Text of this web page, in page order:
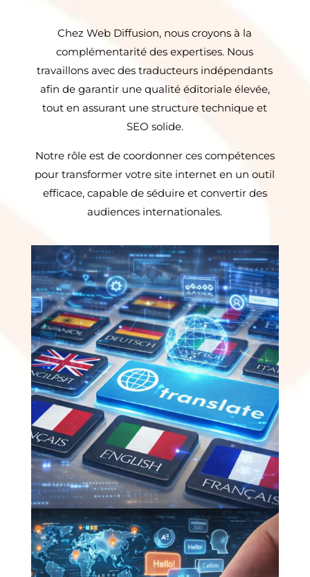
Chez Web Diffusion, nous croyons à la
complémentarité des expertises. Nous
travaillons avec des traducteurs indépendants
afin de garantir une qualité éditoriale élevée,
tout en assurant une structure technique et
SEO solide.
Notre rôle est de coordonner ces compétences
pour transformer votre site internet en un outil
efficace, capable de séduire et convertir des
audiences internationales.